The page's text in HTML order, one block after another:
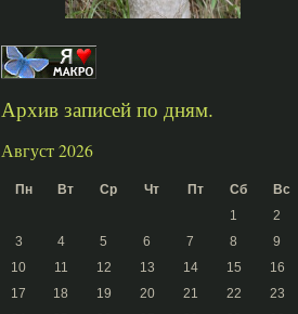
Архив записей по дням.
Август 2026
Пн Вт Ср Чт Пт Сб
Вс
1
2
3
4 5 6 7 8
9
10
11 12 13 14 15
16
17
18 19 20 21 22
23